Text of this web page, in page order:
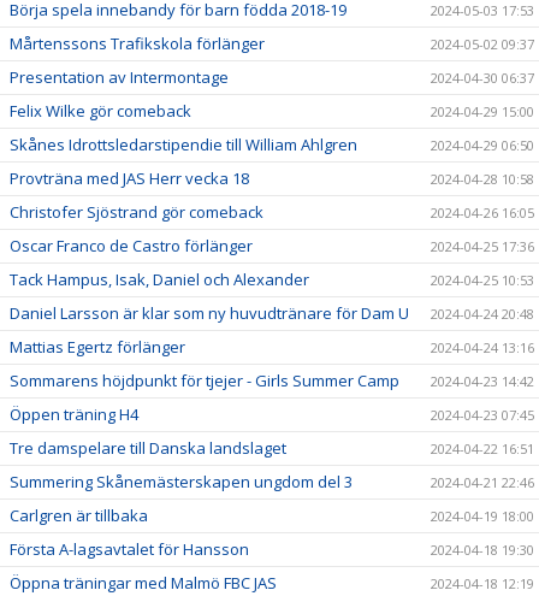
Börja spela innebandy för barn födda 2018-19 2024-05-03 17:53
Mårtenssons Trafikskola förlänger 2024-05-02 09:37
Presentation av Intermontage 2024-04-30 06:37
Felix Wilke gör comeback 2024-04-29 15:00
Skånes Idrottsledarstipendie till William Ahlgren 2024-04-29 06:50
Provträna med JAS Herr vecka 18 2024-04-28 10:58
Christofer Sjöstrand gör comeback 2024-04-26 16:05
Oscar Franco de Castro förlänger 2024-04-25 17:36
Tack Hampus, Isak, Daniel och Alexander 2024-04-25 10:53
Daniel Larsson är klar som ny huvudtränare för Dam U 2024-04-24 20:48
Mattias Egertz förlänger 2024-04-24 13:16
Sommarens höjdpunkt för tjejer - Girls Summer Camp 2024-04-23 14:42
Öppen träning H4 2024-04-23 07:45
Tre damspelare till Danska landslaget 2024-04-22 16:51
Summering Skånemästerskapen ungdom del 3 2024-04-21 22:46
Carlgren är tillbaka 2024-04-19 18:00
Första A-lagsavtalet för Hansson 2024-04-18 19:30
Öppna träningar med Malmö FBC JAS 2024-04-18 12:19